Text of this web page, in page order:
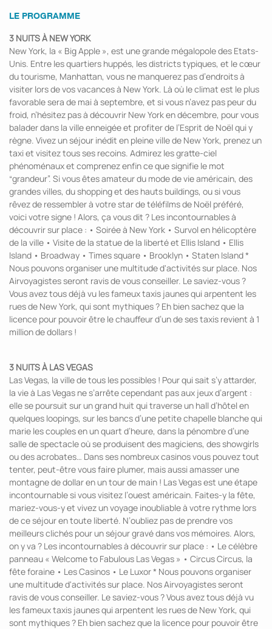
LE PROGRAMME
3 NUITS À NEW YORK
New York, la « Big Apple », est une grande mégalopole des Etats-
Unis. Entre les quartiers huppés, les districts typiques, et le cœur
du tourisme, Manhattan, vous ne manquerez pas d’endroits à
visiter lors de vos vacances à New York. Là où le climat est le plus
favorable sera de mai à septembre, et si vous n’avez pas peur du
froid, n’hésitez pas à découvrir New York en décembre, pour vous
balader dans la ville enneigée et profiter de l’Esprit de Noël qui y
règne. Vivez un séjour inédit en pleine ville de New York, prenez un
taxi et visitez tous ses recoins. Admirez les gratte-ciel
phénoménaux et comprenez enfin ce que signifie le mot
“grandeur”. Si vous êtes amateur du mode de vie américain, des
grandes villes, du shopping et des hauts buildings, ou si vous
rêvez de ressembler à votre star de téléfilms de Noël préféré,
voici votre signe ! Alors, ça vous dit ? Les incontournables à
découvrir sur place : • Soirée à New York • Survol en hélicoptère
de la ville • Visite de la statue de la liberté et Ellis Island • Ellis
Island • Broadway • Times square • Brooklyn • Staten Island *
Nous pouvons organiser une multitude d'activités sur place. Nos
Airvoyagistes seront ravis de vous conseiller. Le saviez-vous ?
Vous avez tous déjà vu les fameux taxis jaunes qui arpentent les
rues de New York, qui sont mythiques ? Eh bien sachez que la
licence pour pouvoir être le chauffeur d’un de ses taxis revient à 1
million de dollars !
3 NUITS À LAS VEGAS
Las Vegas, la ville de tous les possibles ! Pour qui sait s’y attarder,
la vie à Las Vegas ne s’arrête cependant pas aux jeux d’argent :
elle se poursuit sur un grand huit qui traverse un hall d’hôtel en
quelques loopings, sur les bancs d’une petite chapelle blanche qui
marie les couples en un quart d’heure, dans la pénombre d’une
salle de spectacle où se produisent des magiciens, des showgirls
ou des acrobates… Dans ses nombreux casinos vous pouvez tout
tenter, peut-être vous faire plumer, mais aussi amasser une
montagne de dollar en un tour de main ! Las Vegas est une étape
incontournable si vous visitez l’ouest américain. Faites-y la fête,
mariez-vous-y et vivez un voyage inoubliable à votre rythme lors
de ce séjour en toute liberté. N’oubliez pas de prendre vos
meilleurs clichés pour un séjour gravé dans vos mémoires. Alors,
on y va ? Les incontournables à découvrir sur place : • Le célèbre
panneau « Welcome to Fabulous Las Vegas » • Circus Circus, la
fête foraine • Les Casinos • Le Luxor * Nous pouvons organiser
une multitude d'activités sur place. Nos Airvoyagistes seront
ravis de vous conseiller. Le saviez-vous ? Vous avez tous déjà vu
les fameux taxis jaunes qui arpentent les rues de New York, qui
sont mythiques ? Eh bien sachez que la licence pour pouvoir être